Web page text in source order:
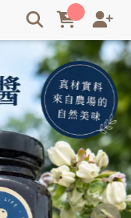
・循環經濟與零廢棄